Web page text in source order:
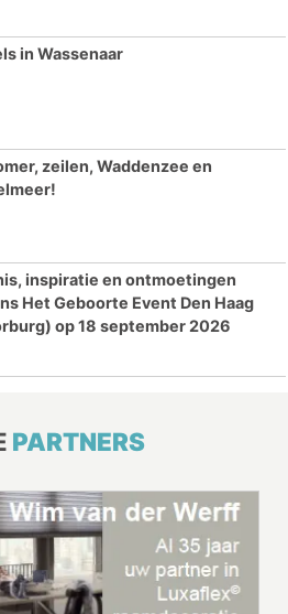
in Wassenaar
zeilen, Waddenzee en
inspiratie en ontmoetingen
Het Geboorte Event Den Haag
op 18 september 2026
PARTNERS